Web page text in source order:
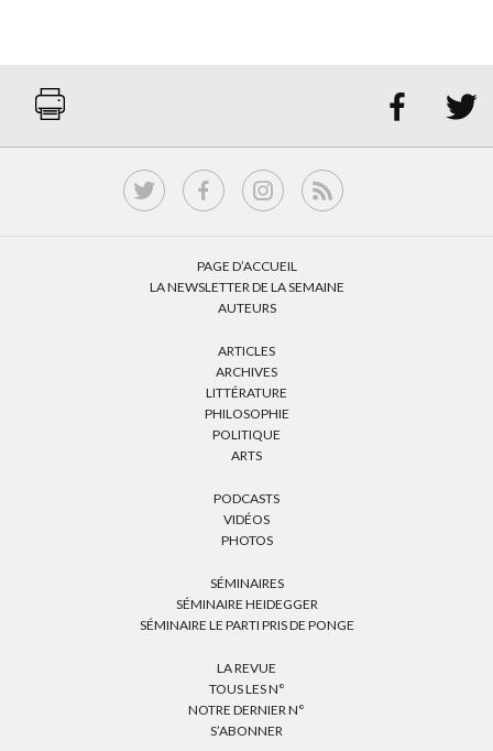
 
PAGE D’ACCUEIL
LA NEWSLETTER DE LA SEMAINE
AUTEURS
ARTICLES
ARCHIVES
LITTÉRATURE
PHILOSOPHIE
POLITIQUE
ARTS
PODCASTS
VIDÉOS
PHOTOS
SÉMINAIRES
SÉMINAIRE HEIDEGGER
SÉMINAIRE LE PARTI PRIS DE PONGE
LA REVUE
TOUS LES N°
NOTRE DERNIER N°
S’ABONNER